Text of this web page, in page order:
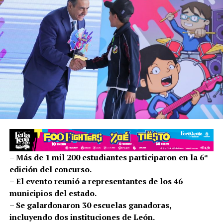
– Más de 1 mil 200 estudiantes participaron en la 6ª
edición del concurso.
– El evento reunió a representantes de los 46
municipios del estado.
– Se galardonaron 30 escuelas ganadoras,
incluyendo dos instituciones de León.